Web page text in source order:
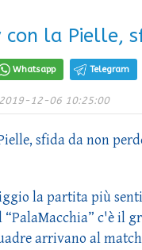
con la Pielle,
Whatsapp Telegram
12-06 10:25:00
sfida da non
la partita più
“PalaMacchia” c'è il
arrivano al